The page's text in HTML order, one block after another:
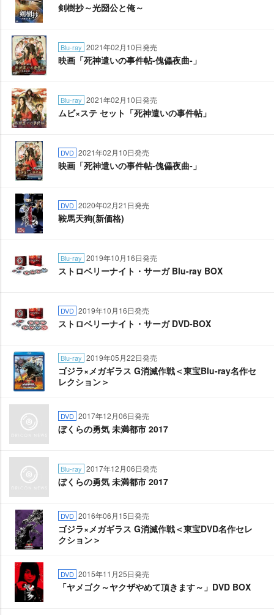
剣樹抄～光圀公と俺～
Blu-ray 2021年02月10日発売
映画「死神遣いの事件帖-傀儡夜曲-」
Blu-ray 2021年02月10日発売
ムビ×ステ セット「死神遣いの事件帖」
DVD 2021年02月10日発売
映画「死神遣いの事件帖-傀儡夜曲-」
DVD 2020年02月21日発売
鞍馬天狗(新価格)
Blu-ray 2019年10月16日発売
ストロベリーナイト・サーガ Blu-ray BOX
DVD 2019年10月16日発売
ストロベリーナイト・サーガ DVD-BOX
Blu-ray 2019年05月22日発売
ゴジラ×メガギラス G消滅作戦＜東宝Blu-ray名作セ
レクション＞
DVD 2017年12月06日発売
ぼくらの勇気 未満都市 2017
Blu-ray 2017年12月06日発売
ぼくらの勇気 未満都市 2017
DVD 2016年06月15日発売
ゴジラ×メガギラス G消滅作戦＜東宝DVD名作セレ
クション＞
DVD 2015年11月25日発売
「ヤメゴク～ヤクザやめて頂きます～」DVD BOX